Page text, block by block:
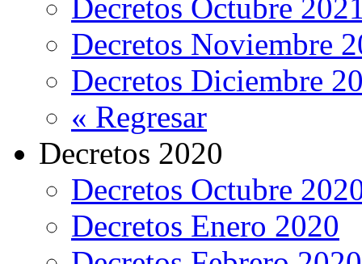
Decretos Octubre
Decretos Noviembre
Decretos Diciembre
« Regresar
Decretos 2020
Decretos Octubre
Decretos Enero 2020